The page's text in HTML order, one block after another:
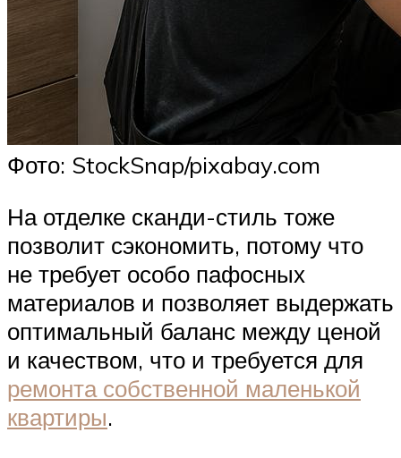
Фото: StockSnap/pixabay.com
На отделке сканди-стиль тоже
позволит сэкономить, потому что
не требует особо пафосных
материалов и позволяет выдержать
оптимальный баланс между ценой
и качеством, что и требуется для
ремонта собственной маленькой
квартиры.